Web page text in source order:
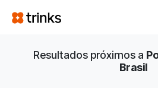
Resultados próximos a
Brasil